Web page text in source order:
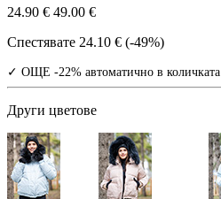
24.90 € 49.00 €
Спестявате 24.10 € (-49%)
✓ ОЩЕ -22% автоматично в количката
Други цветове